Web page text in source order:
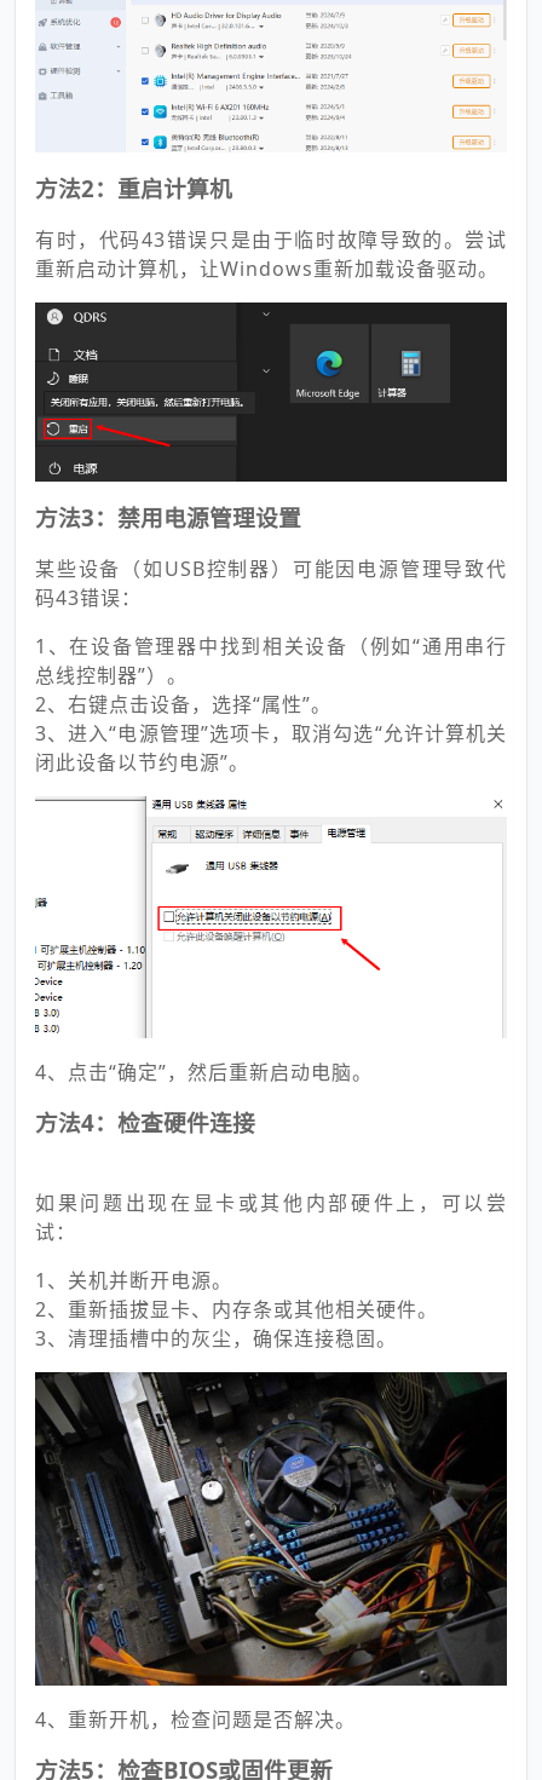
方法2：重启计算机
有时，代码43错误只是由于临时故障导致的。尝试
重新启动计算机，让Windows重新加载设备驱动。
方法3：禁用电源管理设置
某些设备（如USB控制器）可能因电源管理导致代
码43错误：
1、在设备管理器中找到相关设备（例如“通用串行
总线控制器”）。
2、右键点击设备，选择“属性”。
3、进入“电源管理”选项卡，取消勾选“允许计算机关
闭此设备以节约电源”。
4、点击“确定”，然后重新启动电脑。
方法4：检查硬件连接
如果问题出现在显卡或其他内部硬件上，可以尝
试：
1、关机并断开电源。
2、重新插拔显卡、内存条或其他相关硬件。
3、清理插槽中的灰尘，确保连接稳固。
4、重新开机，检查问题是否解决。
方法5：检查BIOS或固件更新